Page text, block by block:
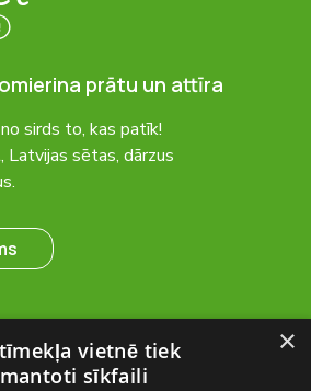
prātu un attīra
sirds to, kas patīk!
Latvijas sētas, dārzus
pag.,
LV-3615
×
vietnē tiek
sīkfaili